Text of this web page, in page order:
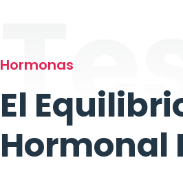
Hormonas
El
Hormonal